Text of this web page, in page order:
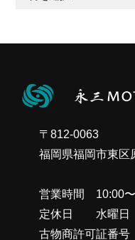
〒812-0063
福岡県福岡市東区
営業時間 10:00〜
定休日 水曜日
古物商許可証番